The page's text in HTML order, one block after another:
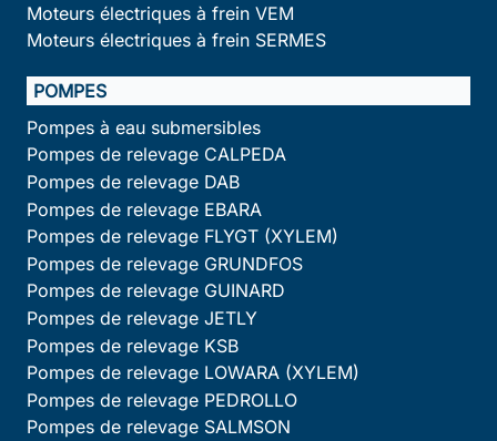
Moteurs électriques à frein VEM
Moteurs électriques à frein SERMES
POMPES
Pompes à eau submersibles
Pompes de relevage CALPEDA
Pompes de relevage DAB
Pompes de relevage EBARA
Pompes de relevage FLYGT (XYLEM)
Pompes de relevage GRUNDFOS
Pompes de relevage GUINARD
Pompes de relevage JETLY
Pompes de relevage KSB
Pompes de relevage LOWARA (XYLEM)
Pompes de relevage PEDROLLO
Pompes de relevage SALMSON